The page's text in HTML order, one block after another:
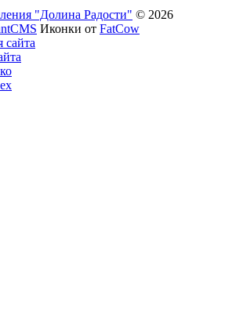
"Долина Радости" © 2026
Иконки от FatCow
сайта